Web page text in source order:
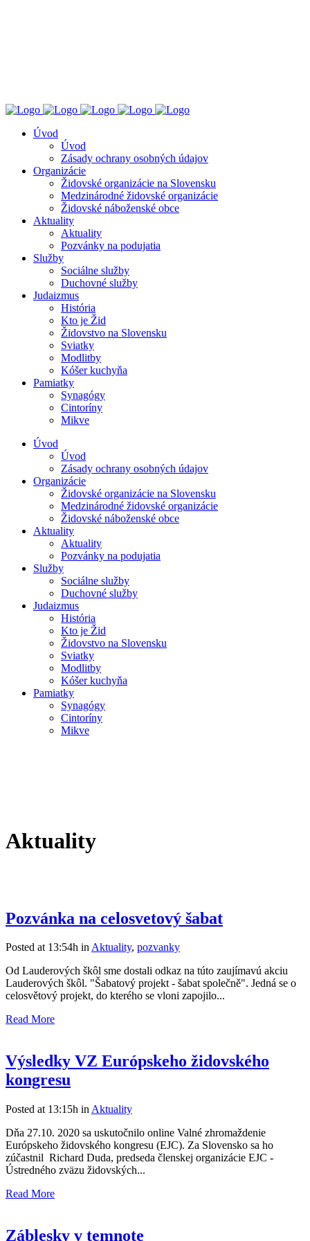
Úvod
Úvod
Zásady ochrany osobných údajov
Organizácie
Židovské organizácie na Slovensku
Medzinárodné židovské organizácie
Židovské náboženské obce
Aktuality
Aktuality
Pozvánky na podujatia
Služby
Sociálne služby
Duchovné služby
Judaizmus
História
Kto je Žid
Židovstvo na Slovensku
Sviatky
Modlitby
Kóšer kuchyňa
Pamiatky
Synagógy
Cintoríny
Mikve
Úvod
Úvod
Zásady ochrany osobných údajov
Organizácie
Židovské organizácie na Slovensku
Medzinárodné židovské organizácie
Židovské náboženské obce
Aktuality
Aktuality
Pozvánky na podujatia
Služby
Sociálne služby
Duchovné služby
Judaizmus
História
Kto je Žid
Židovstvo na Slovensku
Sviatky
Modlitby
Kóšer kuchyňa
Pamiatky
Synagógy
Cintoríny
Mikve
Aktuality
Pozvánka na celosvetový šabat
Posted at 13:54h inAktuality, pozvanky
Od Lauderových škôl sme dostali odkaz na túto zaujímavú akciu
Lauderových škôl. "Šabatový projekt - šabat společně". Jedná se o
celosvětový projekt, do kterého se vloni zapojilo...
Read More
Výsledky VZ Európskeho židovského
kongresu
Posted at 13:15h in Aktuality
Dňa 27.10. 2020 sa uskutočnilo online Valné zhromaždenie
Európskeho židovského kongresu (EJC). Za Slovensko sa ho
zúčastnil Richard Duda, predseda členskej organizácie EJC -
Ústredného zväzu židovských...
Read More
Záblesky v temnote